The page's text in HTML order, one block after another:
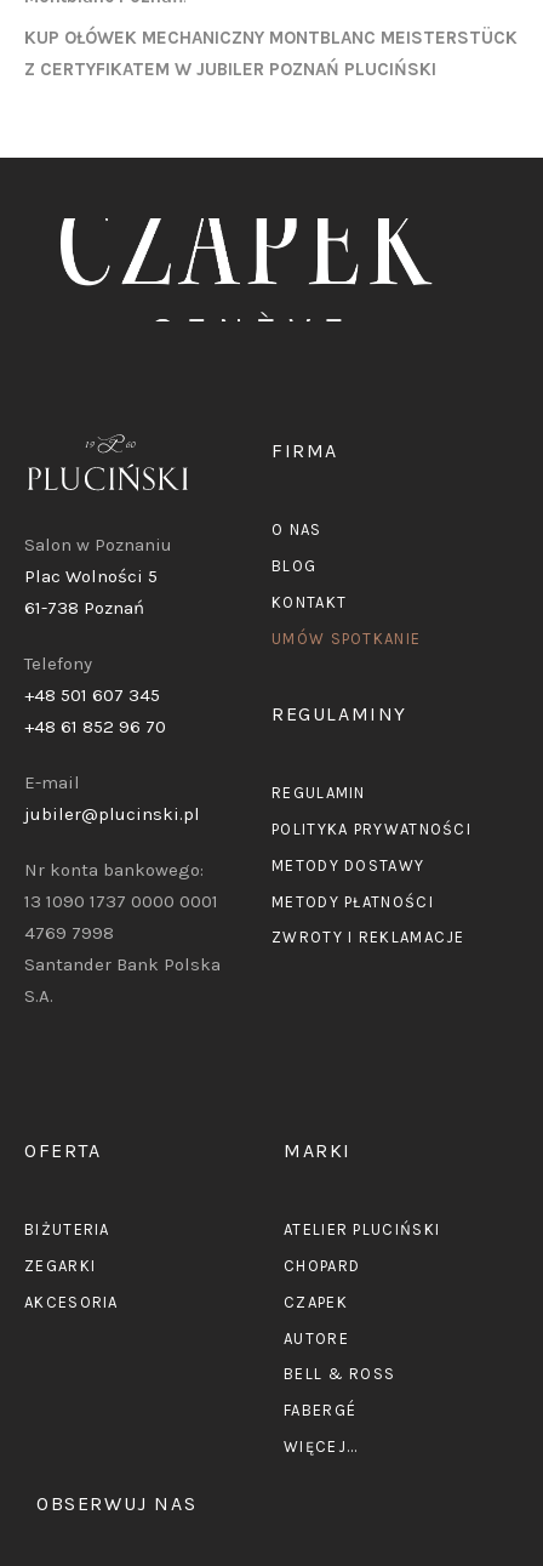
KUP OŁÓWEK MECHANICZNY MONTBLANC MEISTERSTÜCK
Z CERTYFIKATEM W JUBILER POZNAŃ PLUCIŃSKI
Salon w Poznaniu
Plac Wolności 5
61-738 Poznań
Telefony
+48 501 607 345
+48 61 852 96 70
E-mail
jubiler@plucinski.pl
Nr konta bankowego:
13 1090 1737 0000 0001
4769 7998
Santander Bank Polska
S.A.
FIRMA
O NAS
BLOG
KONTAKT
UMÓW SPOTKANIE
REGULAMINY
REGULAMIN
POLITYKA PRYWATNOŚCI
METODY DOSTAWY
METODY PŁATNOŚCI
ZWROTY I REKLAMACJE
OFERTA
BIŻUTERIA
ZEGARKI
AKCESORIA
MARKI
ATELIER PLUCIŃSKI
CHOPARD
CZAPEK
AUTORE
BELL & ROSS
FABERGÉ
WIĘCEJ...
OBSERWUJ NAS